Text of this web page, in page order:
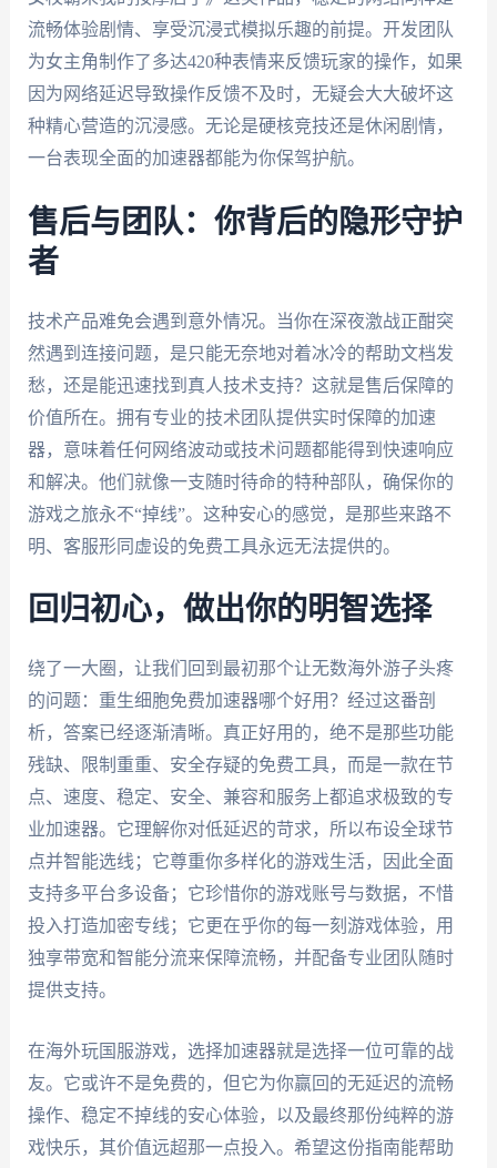
流畅体验剧情、享受沉浸式模拟乐趣的前提。开发团队
为女主角制作了多达420种表情来反馈玩家的操作，如果
因为网络延迟导致操作反馈不及时，无疑会大大破坏这
种精心营造的沉浸感。无论是硬核竞技还是休闲剧情，
一台表现全面的加速器都能为你保驾护航。
售后与团队：你背后的隐形守护
者
技术产品难免会遇到意外情况。当你在深夜激战正酣突
然遇到连接问题，是只能无奈地对着冰冷的帮助文档发
愁，还是能迅速找到真人技术支持？这就是售后保障的
价值所在。拥有专业的技术团队提供实时保障的加速
器，意味着任何网络波动或技术问题都能得到快速响应
和解决。他们就像一支随时待命的特种部队，确保你的
游戏之旅永不“掉线”。这种安心的感觉，是那些来路不
明、客服形同虚设的免费工具永远无法提供的。
回归初心，做出你的明智选择
绕了一大圈，让我们回到最初那个让无数海外游子头疼
的问题：重生细胞免费加速器哪个好用？经过这番剖
析，答案已经逐渐清晰。真正好用的，绝不是那些功能
残缺、限制重重、安全存疑的免费工具，而是一款在节
点、速度、稳定、安全、兼容和服务上都追求极致的专
业加速器。它理解你对低延迟的苛求，所以布设全球节
点并智能选线；它尊重你多样化的游戏生活，因此全面
支持多平台多设备；它珍惜你的游戏账号与数据，不惜
投入打造加密专线；它更在乎你的每一刻游戏体验，用
独享带宽和智能分流来保障流畅，并配备专业团队随时
提供支持。
在海外玩国服游戏，选择加速器就是选择一位可靠的战
友。它或许不是免费的，但它为你赢回的无延迟的流畅
操作、稳定不掉线的安心体验，以及最终那份纯粹的游
戏快乐，其价值远超那一点投入。希望这份指南能帮助